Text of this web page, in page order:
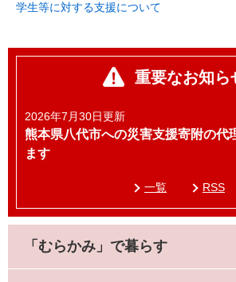
学生等に対する支援について
重要なお知ら
2026年7月30日更新
熊本県八代市への災害支援寄附の代
ます
一覧 RSS
「むらかみ」で暮らす